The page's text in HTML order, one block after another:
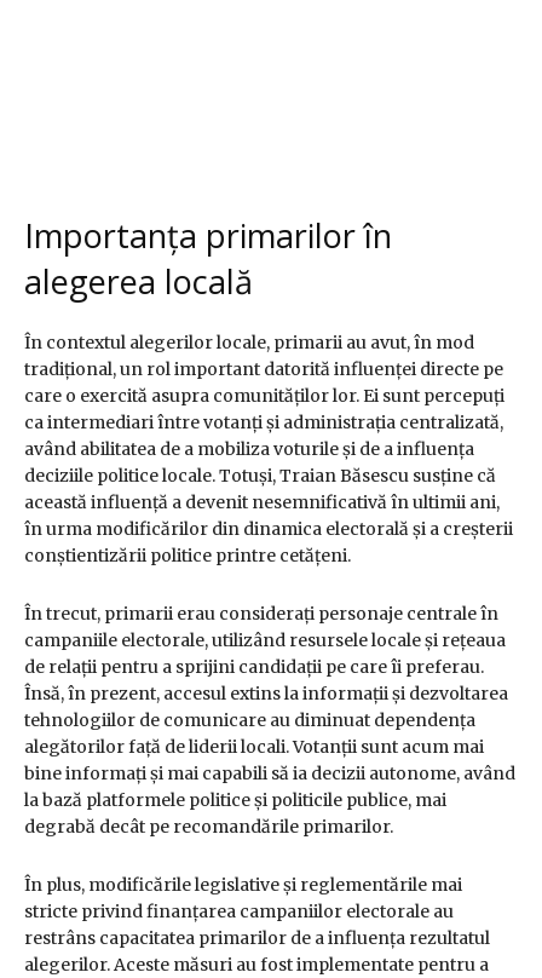
Importanța primarilor în
alegerea locală
În contextul alegerilor locale, primarii au avut, în mod
tradițional, un rol important datorită influenței directe pe
care o exercită asupra comunităților lor. Ei sunt percepuți
ca intermediari între votanți și administrația centralizată,
având abilitatea de a mobiliza voturile și de a influența
deciziile politice locale. Totuși, Traian Băsescu susține că
această influență a devenit nesemnificativă în ultimii ani,
în urma modificărilor din dinamica electorală și a creșterii
conștientizării politice printre cetățeni.
În trecut, primarii erau considerați personaje centrale în
campaniile electorale, utilizând resursele locale și rețeaua
de relații pentru a sprijini candidații pe care îi preferau.
Însă, în prezent, accesul extins la informații și dezvoltarea
tehnologiilor de comunicare au diminuat dependența
alegătorilor față de liderii locali. Votanții sunt acum mai
bine informați și mai capabili să ia decizii autonome, având
la bază platformele politice și politicile publice, mai
degrabă decât pe recomandările primarilor.
În plus, modificările legislative și reglementările mai
stricte privind finanțarea campaniilor electorale au
restrâns capacitatea primarilor de a influența rezultatul
alegerilor. Aceste măsuri au fost implementate pentru a